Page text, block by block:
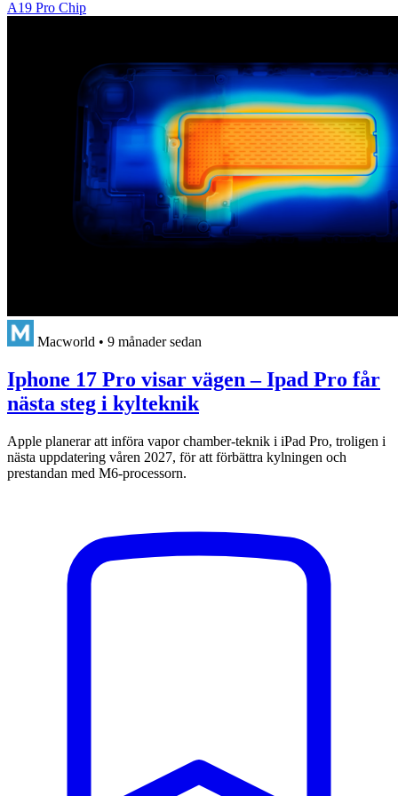
A19 Pro Chip
Macworld • 9 månader sedan
Iphone 17 Pro visar vägen – Ipad Pro får
nästa steg i kylteknik
Apple planerar att införa vapor chamber-teknik i iPad Pro, troligen i
nästa uppdatering våren 2027, för att förbättra kylningen och
prestandan med M6-processorn.